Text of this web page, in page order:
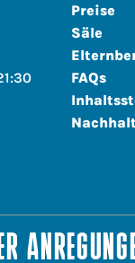
Preise
Säle
FAQs